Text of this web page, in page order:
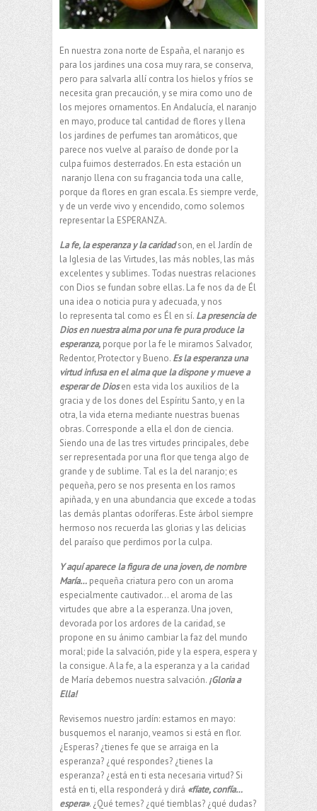
En nuestra zona norte de España, el naranjo es
para los jardines una cosa muy rara, se conserva,
pero para salvarla allí contra los hielos y fríos se
necesita gran precaución, y se mira como uno de
los mejores ornamentos. En Andalucía, el naranjo
en mayo, produce tal cantidad de flores y llena
los jardines de perfumes tan aromáticos, que
parece nos vuelve al paraíso de donde por la
culpa fuimos desterrados. En esta estación un
naranjo llena con su fragancia toda una calle,
porque da flores en gran escala. Es siempre verde,
y de un verde vivo y encendido, como solemos
representar la ESPERANZA.
La fe, la esperanza y la caridadson, en el Jardín de
la Iglesia de las Virtudes, las más nobles, las más
excelentes y sublimes. Todas nuestras relaciones
con Dios se fundan sobre ellas. La fe nos da de Él
una idea o noticia pura y adecuada, y nos
lo representa tal como es Él en sí. La presencia de
Dios en nuestra alma por una fe pura produce la
esperanza, porque por la fe le miramos Salvador,
Redentor, Protector y Bueno. Es la esperanza una
virtud infusa en el alma que la dispone y mueve a
esperar de Diosen esta vida los auxilios de la
gracia y de los dones del Espíritu Santo, y en la
otra, la vida eterna mediante nuestras buenas
obras. Corresponde a ella el don de ciencia.
Siendo una de las tres virtudes principales, debe
ser representada por una flor que tenga algo de
grande y de sublime. Tal es la del naranjo; es
pequeña, pero se nos presenta en los ramos
apiñada, y en una abundancia que excede a todas
las demás plantas odoríferas. Este árbol siempre
hermoso nos recuerda las glorias y las delicias
del paraíso que perdimos por la culpa.
Y aquí aparece la figura de una joven, de nombre
María… pequeña criatura pero con un aroma
especialmente cautivador… el aroma de las
virtudes que abre a la esperanza. Una joven,
devorada por los ardores de la caridad, se
propone en su ánimo cambiar la faz del mundo
moral; pide la salvación, pide y la espera, espera y
la consigue. A la fe, a la esperanza y a la caridad
de María debemos nuestra salvación. ¡Gloria a
Ella!
Revisemos nuestro jardín: estamos en mayo:
busquemos el naranjo, veamos si está en flor.
¿Esperas? ¿tienes fe que se arraiga en la
esperanza? ¿qué respondes? ¿tienes la
esperanza? ¿está en ti esta necesaria virtud? Si
está en ti, ella responderá y dirá «fíate, confía…
espera». ¿Qué temes? ¿qué tiemblas? ¿qué dudas?